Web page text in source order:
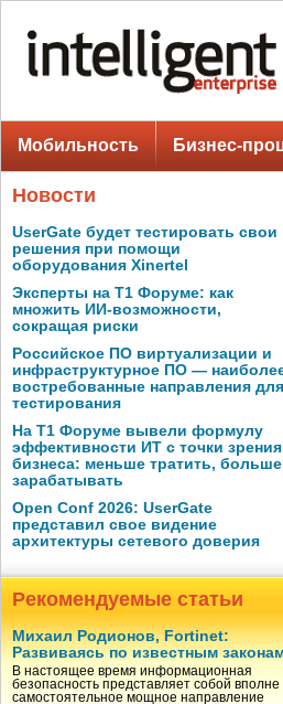
Мобильность Бизнес-
Новости
UserGate будет тестировать свои
решения при помощи
оборудования Xinertel
Эксперты на Т1 Форуме: как
множить ИИ-возможности,
сокращая риски
Российское ПО виртуализации и
инфраструктурное ПО —
востребованные направления для
тестирования
На Т1 Форуме вывели формулу
эффективности ИТ с точки зрения
бизнеса: меньше тратить, больше
зарабатывать
Open Conf 2026: UserGate
представил свое видение
архитектуры сетевого доверия
Рекомендуемые статьи
Михаил Родионов, Fortinet:
Развиваясь по известным
В настоящее время информационная
безопасность представляет собой вполне
самостоятельное мощное направление